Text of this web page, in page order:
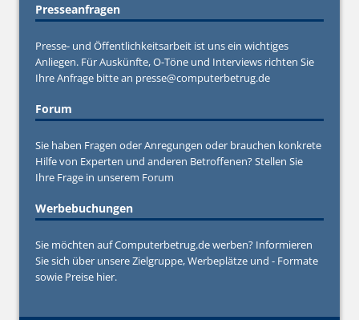
Presseanfragen
Presse- und Öffentlichkeitsarbeit ist uns ein wichtiges
Anliegen. Für Auskünfte, O-Töne und Interviews richten Sie
Ihre Anfrage bitte an presse@computerbetrug.de
Forum
Sie haben Fragen oder Anregungen oder brauchen konkrete
Hilfe von Experten und anderen Betroffenen? Stellen Sie
Ihre Frage in unserem Forum
Werbebuchungen
Sie möchten auf Computerbetrug.de werben? Informieren
Sie sich über unsere Zielgruppe, Werbeplätze und - Formate
sowie Preise hier.